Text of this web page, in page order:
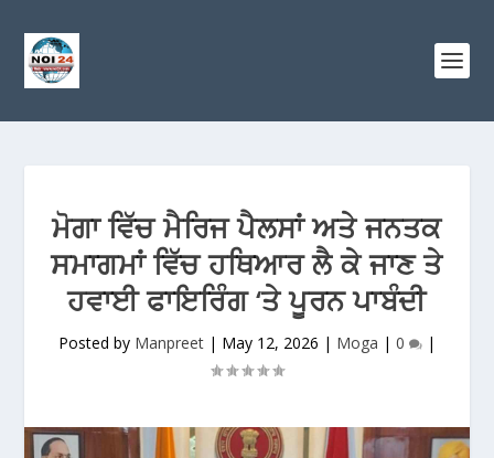
ਮੋਗਾ ਵਿੱਚ ਮੈਰਿਜ ਪੈਲਸਾਂ ਅਤੇ ਜਨਤਕ
ਸਮਾਗਮਾਂ ਵਿੱਚ ਹਥਿਆਰ ਲੈ ਕੇ ਜਾਣ ਤੇ
ਹਵਾਈ ਫਾਇਰਿੰਗ ‘ਤੇ ਪੂਰਨ ਪਾਬੰਦੀ
Posted by Manpreet | May 12, 2026 | Moga | 0 |